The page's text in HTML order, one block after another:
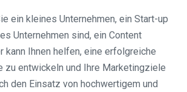
ein kleines Unternehmen, ein Start-up
Unternehmen sind, ein Content
kann Ihnen helfen, eine erfolgreiche
zu entwickeln und Ihre Marketingziele
den Einsatz von hochwertigem und